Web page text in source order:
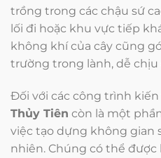
trồng trong các chậu sứ
lối đi hoặc khu vực tiếp
không khí của cây cũng
trường trong lành, dễ chịu
Đối với các công trình kiến
Thủy Tiên còn là một
việc tạo dựng không gian
nhiên. Chúng có thể được